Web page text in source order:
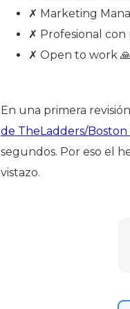
✗ Marketing
✗ Profesional con
✗ Open to work 🙏
En una primera
de TheLadders/Boston
segundos. Por eso el
vistazo.